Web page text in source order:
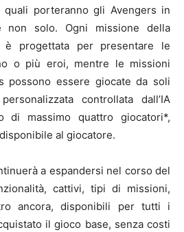
porteranno gli Avengers in
solo. Ogni missione della
è progettata per presentare le
o più eroi, mentre le missioni
possono essere giocate da soli
controllata dall’IA
di massimo quattro giocatori*,
al giocatore.
a espandersi nel corso del
cattivi, tipi di missioni,
ancora, disponibili per tutti i
il gioco base, senza costi